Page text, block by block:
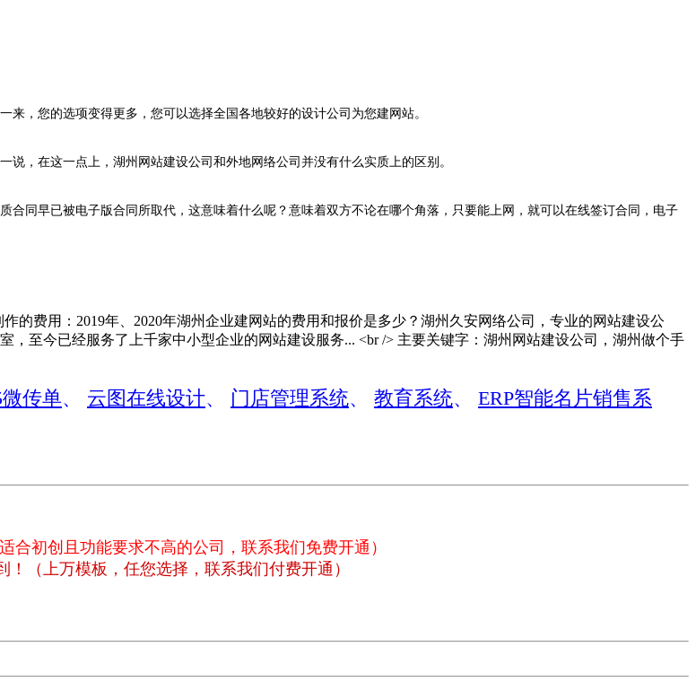
，您的选项变得更多，您可以选择全国各地较好的设计公司为您建网站。
，在这一点上，湖州网站建设公司和外地网络公司并没有什么实质上的区别。
同早已被电子版合同所取代，这意味着什么呢？意味着双方不论在哪个角落，只要能上网，就可以在线签订合同，电子
的费用：2019年、2020年湖州企业建网站的费用和报价是多少？湖州久安网络公司，专业的网站建设公
至今已经服务了上千家中小型企业的网站建设服务... <br /> 主要关键字：湖州网站建设公司，湖州做个手
传单、 云图在线设计、 门店管理系统、 教育系统、 ERP智能名片销售系
初创且功能要求不高的公司，联系我们免费开通）
（上万模板，任您选择，联系我们付费开通）